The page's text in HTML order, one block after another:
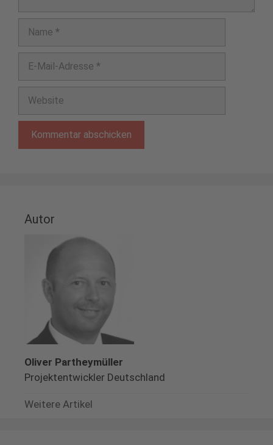
Adresse
Autor
Oliver Partheymüller
Projektentwickler Deutschland
Weitere Artikel